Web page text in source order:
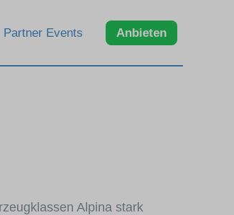
Partner Events Anbieten
Alpina stark